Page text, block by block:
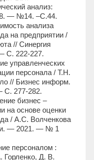
анализ:
— №14. –С.44.
анализа
на предприятии /
// Синергия
С. 222-227.
управленческих
персонала / Т.Н.
// Бизнес информ.
277-282.
бизнес –
на основе оценки
/ А.С. Волченкова
— 2021. — № 1
персоналом :
Горленко, Д. В.